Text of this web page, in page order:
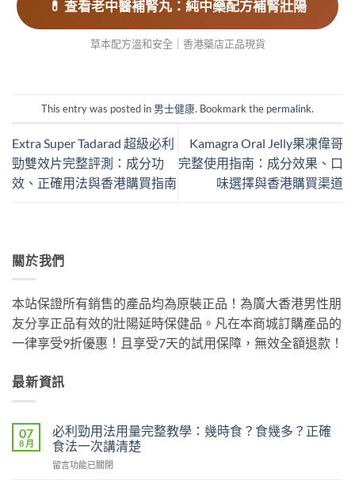
💊 查看老中醫補腎丸：純中藥配方補腎壯陽
草本配方溫和安全｜香港藥店正品現貨
This entry was posted in 男士健康. Bookmark the permalink.
Extra Super Tadarad 超級必利
勁雙效片完整評測：成分功
效、正確用法與香港購買指南
Kamagra Oral Jelly果凍偉哥
完整使用指南：成分效果、口
味選擇與香港購買渠道
關於我們
本站保證所有銷售的產品均為原裝正品！為廣大香港男性朋
友分享正品有效的壯陽延時保健品。凡在本商城訂購產品的
一律享受9折優惠！且享受7天的試用保障，無效全額退款！
最新資訊
07
8 月
必利勁用法用量完整教學：幾時食？食幾多？正確
食法一次講清楚
在
留言功能已關閉